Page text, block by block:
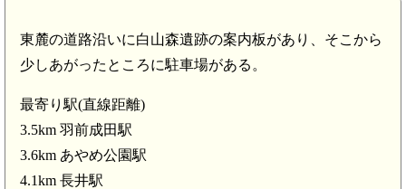
東麓の道路沿いに白山森遺跡の案内板があり、そこから
少しあがったところに駐車場がある。
最寄り駅(直線距離)
3.5km 羽前成田駅
3.6km あやめ公園駅
4.1km 長井駅